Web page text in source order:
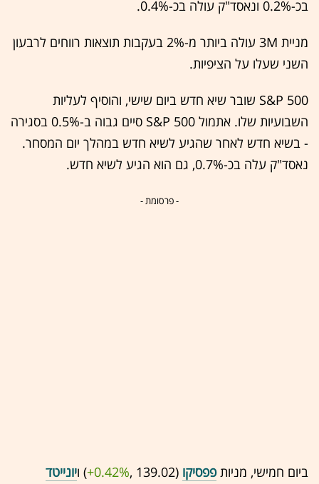
בכ-0.2% ונאסד"ק עולה בכ-0.4%.
מניית 3M עולה ביותר מ-2% בעקבות תוצאות רווחים לרבעון
השני שעלו על הציפיות.
S&P 500 שובר שיא חדש ביום שישי, והוסיף לעליות
השבועיות שלו. אתמול S&P 500 סיים גבוה ב-0.5% בסגירה
- בשיא חדש לאחר שהגיע לשיא חדש במהלך יום המסחר.
נאסד"ק עלה בכ-0.7%, גם הוא הגיע לשיא חדש.
- פרסומת -
ביום חמישי, מניותפפסיקו (139.02 ,‎
+0.42%‏) ויונייטד